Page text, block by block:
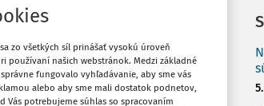
aj nový tovar.
tovar.
Zdieľať
zo všetkých síl prinášať vysokú úroveň
používaní našich webstránok. Medzi základné
fungovalo vyhľadávanie, aby sme vás
alebo aby sme mali dostatok podnetov,
Vás potrebujeme súhlas so spracovaním